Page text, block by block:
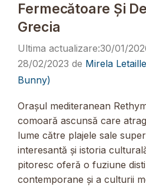
Fermecătoare Și
Grecia
30/01/
28/02/2023 de Mirela
Bunny)
Orașul mediteranean
comoară ascunsă care
lume către plajele sale
interesantă și istoria
pitoresc oferă o fuziune
contemporane și a culturii